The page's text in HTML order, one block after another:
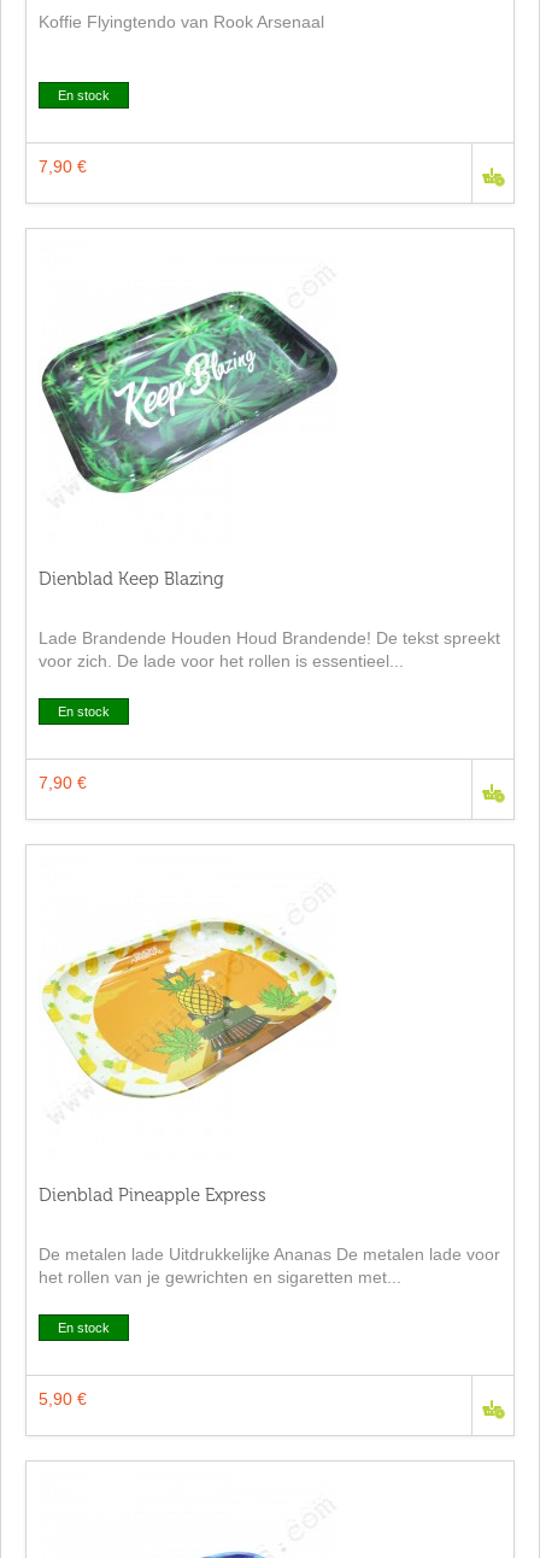
Koffie Flyingtendo van Rook Arsenaal
En stock
7,90 €
Dienblad Keep Blazing
Lade Brandende Houden Houd Brandende! De tekst spreekt
voor zich. De lade voor het rollen is essentieel...
En stock
7,90 €
Dienblad Pineapple Express
De metalen lade Uitdrukkelijke Ananas De metalen lade voor
het rollen van je gewrichten en sigaretten met...
En stock
5,90 €